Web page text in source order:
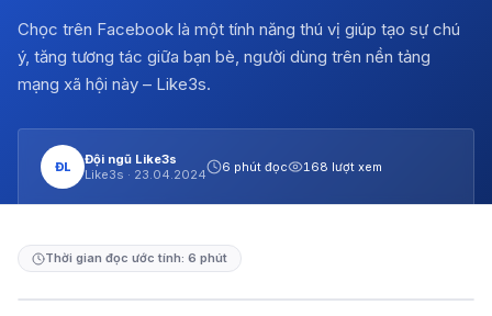
Chọc trên Facebook là một tính năng thú vị giúp tạo sự chú
ý, tăng tương tác giữa bạn bè, người dùng trên nền tảng
mạng xã hội này – Like3s.
ĐL
Đội ngũ Like3s
Like3s · 23.04.2024
6 phút đọc 168 lượt xem
Thời gian đọc ước tính: 6 phút